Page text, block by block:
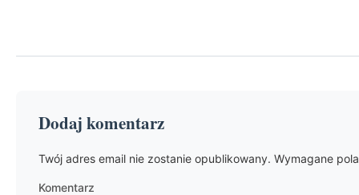
Dodaj komentarz
Twój adres email nie zostanie opublikowany. Wymagane
Komentarz